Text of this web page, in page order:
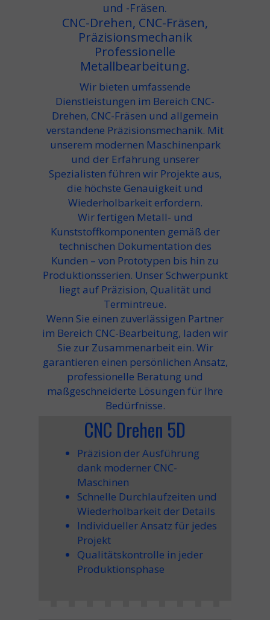
Wir bieten umfassende
Dienstleistungen im Bereich CNC-
Drehen, CNC-Fräsen und allgemein
verstandene Präzisionsmechanik. Mit
unserem modernen Maschinenpark
und der Erfahrung unserer
Spezialisten führen wir Projekte aus,
die höchste Genauigkeit und
Wiederholbarkeit erfordern.
Wir fertigen Metall- und
Kunststoffkomponenten gemäß der
technischen Dokumentation des
Kunden – von Prototypen bis hin zu
Produktionsserien. Unser Schwerpunkt
liegt auf Präzision, Qualität und
Termintreue.
Wenn Sie einen zuverlässigen Partner
im Bereich CNC-Bearbeitung, laden wir
Sie zur Zusammenarbeit ein. Wir
garantieren einen persönlichen Ansatz,
professionelle Beratung und
maßgeschneiderte Lösungen für Ihre
Bedürfnisse.
und -Fräsen.
CNC-Drehen, CNC-Fräsen,
Präzisionsmechanik
Professionelle
Metallbearbeitung.
CNC Drehen 5D
Präzision der Ausführung
dank moderner CNC-
Maschinen
Schnelle Durchlaufzeiten und
Wiederholbarkeit der Details
Individueller Ansatz für jedes
Projekt
Qualitätskontrolle in jeder
Produktionsphase